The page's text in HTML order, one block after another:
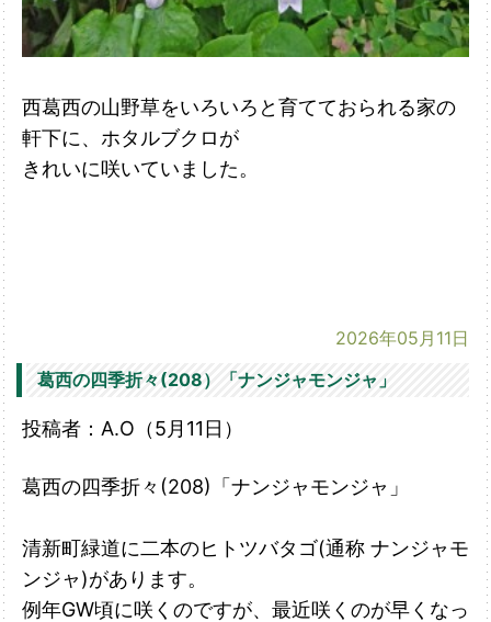
西葛西の山野草をいろいろと育てておられる家の
軒下に、ホタルブクロが
きれいに咲いていました。
2026年05月11日
葛西の四季折々(208）「ナンジャモンジャ」
投稿者：A.O（5月11日）
葛西の四季折々(208)「ナンジャモンジャ」
清新町緑道に二本のヒトツバタゴ(通称 ナンジャモ
ンジャ)があります。
例年GW頃に咲くのですが、最近咲くのが早くなっ